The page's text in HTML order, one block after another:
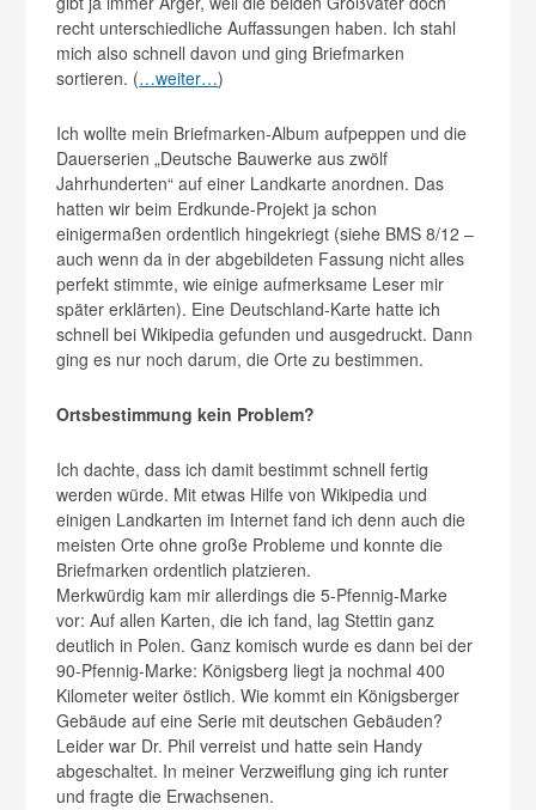
recht unterschiedliche Auffassungen haben. Ich stahl
mich also schnell davon und ging Briefmarken
sortieren. (…weiter…)
Ich wollte mein Briefmarken-Album aufpeppen und die
Dauerserien „Deutsche Bauwerke aus zwölf
Jahrhunderten“ auf einer Landkarte anordnen. Das
hatten wir beim Erdkunde-Projekt ja schon
einigermaßen ordentlich hingekriegt (siehe BMS 8/12 –
auch wenn da in der abgebildeten Fassung nicht alles
perfekt stimmte, wie einige aufmerksame Leser mir
später erklärten). Eine Deutschland-Karte hatte ich
schnell bei Wikipedia gefunden und ausgedruckt. Dann
ging es nur noch darum, die Orte zu bestimmen.
Ortsbestimmung kein Problem?
Ich dachte, dass ich damit bestimmt schnell fertig
werden würde. Mit etwas Hilfe von Wikipedia und
einigen Landkarten im Internet fand ich denn auch die
meisten Orte ohne große Probleme und konnte die
Briefmarken ordentlich platzieren.
Merkwürdig kam mir allerdings die 5-Pfennig-Marke
vor: Auf allen Karten, die ich fand, lag Stettin ganz
deutlich in Polen. Ganz komisch wurde es dann bei der
90-Pfennig-Marke: Königsberg liegt ja nochmal 400
Kilometer weiter östlich. Wie kommt ein Königsberger
Gebäude auf eine Serie mit deutschen Gebäuden?
Leider war Dr. Phil verreist und hatte sein Handy
abgeschaltet. In meiner Verzweiflung ging ich runter
und fragte die Erwachsenen.